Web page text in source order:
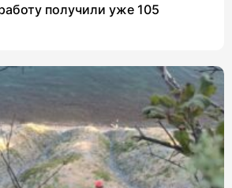
получили уже 105